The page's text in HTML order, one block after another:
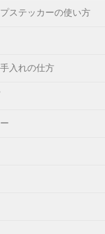
ステッカーの使い方
入れの仕方